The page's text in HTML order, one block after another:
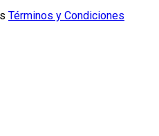
Términos y Condiciones